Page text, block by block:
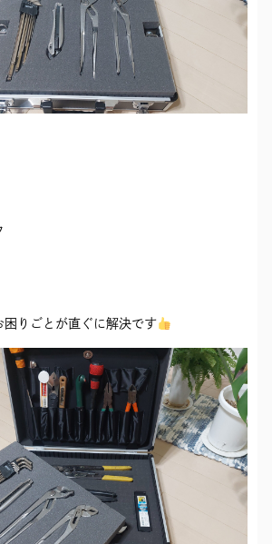
困りごとが直ぐに解決です